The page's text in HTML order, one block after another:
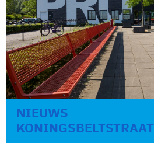
NIEUWS
KONINGSBELTSTRAAT